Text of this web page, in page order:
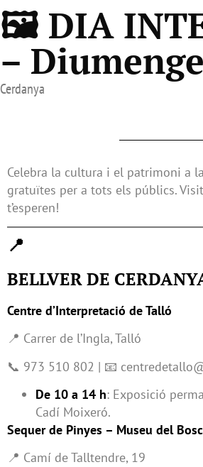
🖼️ DIA
–
Cerdanya
Celebra la cultura i el patrimoni a
gratuïtes per a tots els públics.
t’esperen!
📍
BELLVER DE
Centre d’Interpretació de Talló
📍 Carrer de l’Ingla, Talló
📞 973 510 802 | 📧
De 10 a 14 h: Exposició
Cadí Moixeró.
Sequer de Pinyes – Museu del Bosc
📍 Camí de Talltendre, 19